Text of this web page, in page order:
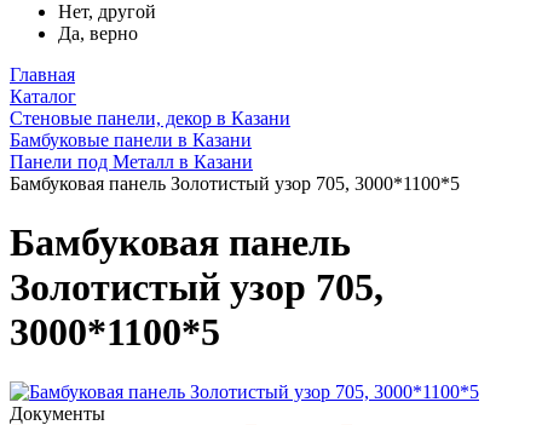
Нет, другой
Да, верно
Главная
Каталог
Стеновые панели, декор в Казани
Бамбуковые панели в Казани
Панели под Металл в Казани
Бамбуковая панель Золотистый узор 705, 3000*1100*5
Бамбуковая панель
Золотистый узор 705,
3000*1100*5
Документы